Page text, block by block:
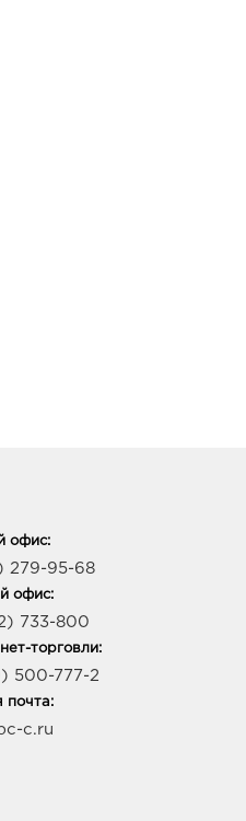
офис:
279-95-68
офис:
733-800
торговли:
500-777-2
почта:
c.ru